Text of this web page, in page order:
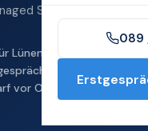
089
Services.
Lünen
vor Ort